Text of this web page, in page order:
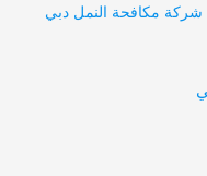
مكافحة النمل دبي